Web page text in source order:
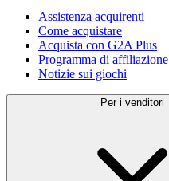
Assistenza acquirenti
Come acquistare
Acquista con G2A Plus
Programma di affiliazione
Notizie sui giochi
Per i venditori